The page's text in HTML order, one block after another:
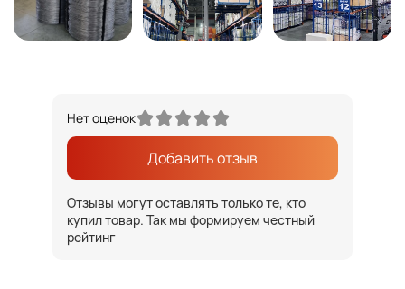
Нет оценок
Добавить отзыв
Отзывы могут оставлять только те, кто
купил товар. Так мы формируем честный
рейтинг